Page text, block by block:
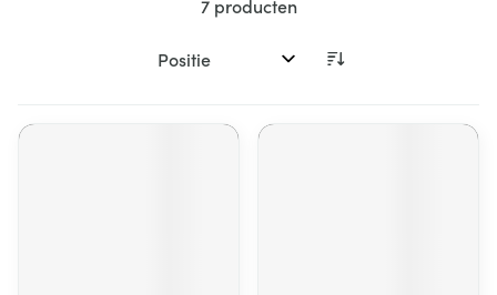
7producten
Sorteer op: